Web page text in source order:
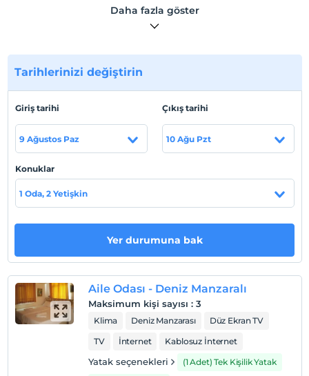
(kablosuz internet) bulunmaktadır.
Sevil Hotel'de kahvaltılarımız kahvaltı tabağı şeklinde,
Kent'in girişine kadar belediyeye ait shuttle servis
Haritada Göster
Check/in
Check/out
En geç saat 11:00 ve öncesi
Evcil hayvan barınabilir
Daha fazla göster
Tarihlerinizi değiştirin
Giriş tarihi
9 Ağustos Paz
Çıkış tarihi
10 Ağu Pzt
Konuklar
1 Oda, 2 Yetişkin
Yer durumuna bak
Aile Odası - Deniz Manzaralı
Maksimum kişi sayısı : 3
Klima Deniz Manzarası
Düz Ekran TV
TV
İnternet Kablosuz İnternet
Yatak seçenekleri
(1 Adet) Tek Kişilik Yatak